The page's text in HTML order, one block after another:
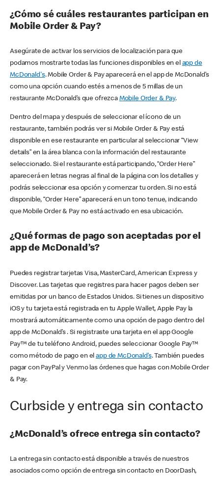
¿Cómo sé cuáles restaurantes participan en
Mobile Order & Pay?
Asegúrate de activar los servicios de localización para que
podamos mostrarte todas las funciones disponibles en el app de
McDonald's. Mobile Order & Pay aparecerá en el app de McDonald’s
como una opción cuando estés a menos de 5 millas de un
restaurante McDonald’s que ofrezca Mobile Order & Pay.
Dentro del mapa y después de seleccionar el ícono de un
restaurante, también podrás ver si Mobile Order & Pay está
disponible en ese restaurante en particular al seleccionar “View
details” en la área blanca con la información del restaurante
seleccionado. Si el restaurante está participando, “Order Here”
aparecerá en letras negras al final de la página con los detalles y
podrás seleccionar esa opción y comenzar tu orden. Si no está
disponible, “Order Here” aparecerá en un tono tenue, indicando
que Mobile Order & Pay no está activado en esa ubicación.
¿Qué formas de pago son aceptadas por el
app de McDonald’s?
Puedes registrar tarjetas Visa, MasterCard, American Express y
Discover. Las tarjetas que registres para hacer pagos deben ser
emitidas por un banco de Estados Unidos. Si tienes un dispositivo
iOS y tu tarjeta está registrada en tu Apple Wallet, Apple Pay la
mostrará automáticamente como una opción de pago dentro del
app de McDonald’s . Si registraste una tarjeta en el app Google
Pay™ de tu teléfono Android, puedes seleccionar Google Pay™
como método de pago en elapp de McDonald’s. También puedes
pagar con PayPal y Venmo las órdenes que hagas con Mobile Order
& Pay.
Curbside y entrega sin contacto
¿McDonald’s ofrece entrega sin contacto?
La entrega sin contacto está disponible a través de nuestros
asociados como opción de entrega sin contacto en DoorDash,